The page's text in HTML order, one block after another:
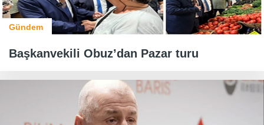
Gündem
Başkanvekili Obuz’dan Pazar turu